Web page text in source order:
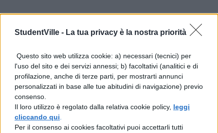
StudentVille - La tua privacy è la nostra priorità
Questo sito web utilizza cookie: a) necessari (tecnici) per
l'uso del sito e dei servizi annessi; b) facoltativi (analitici e di
profilazione, anche di terze parti, per mostrarti annunci
personalizzati in base alle tue abitudini di navigazione) previo
consenso.
Il loro utilizzo è regolato dalla relativa cookie policy, leggi
cliccando qui
Per il consenso ai cookies facoltativi puoi accettarli tutti
Simulazione Test Architettura: i
quesiti di disegno e
SIMULAZIONI TEST SCIENZE DELLA
FORMAZIONE PRIMARIA
Le domande del test diScienze della
Formazione Primariasono 80 e bisognerà